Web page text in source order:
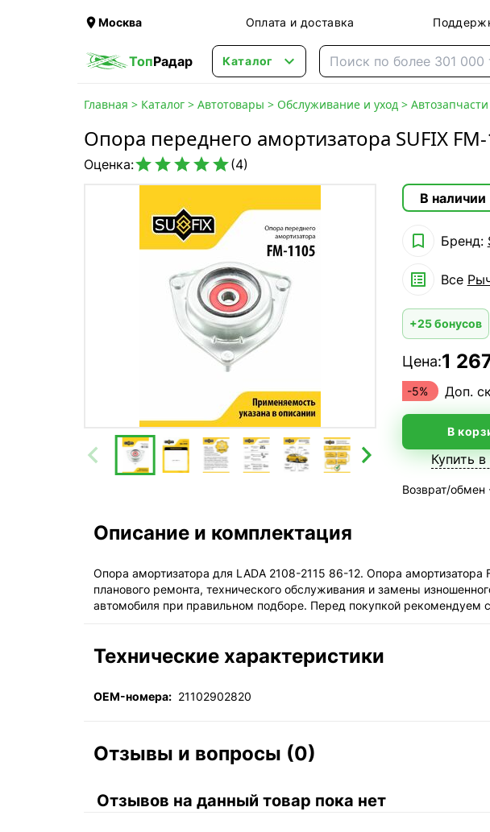
Москва Оплата и доставка
ТопРадар Каталог 
Главная > Каталог > Автотовары > Обслуживание и уход > Автозапчасти
Опора переднего амортизатора SUFIX
Оценка:(4)
В наличии
 Бренд:
 Все
+25 бонусов
Цена:1
-5% Доп.
В
Купить в
Возврат/обмен
Описание и комплектация
Опора амортизатора для LADA 2108-2115 86-12. Опора
планового ремонта, технического обслуживания и замены
автомобиля при правильном подборе. Перед покупкой рекомендуем
Технические характеристики
OEM-номера: 21102902820
Отзывы и вопросы (0)
Отзывов на данный товар пока нет